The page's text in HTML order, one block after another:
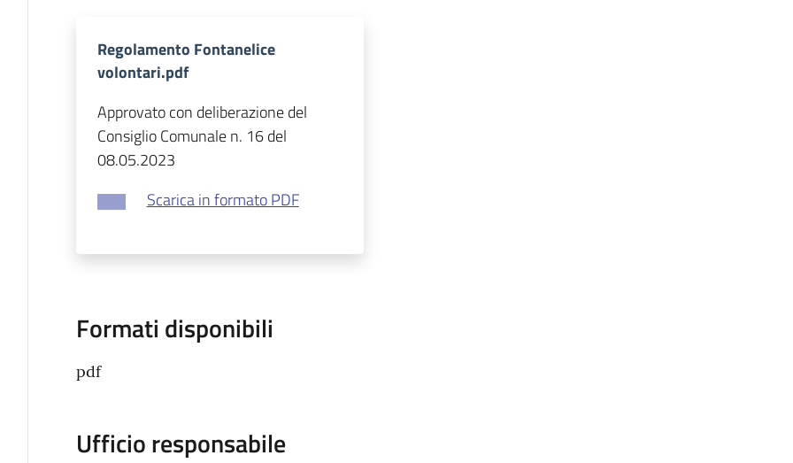
Regolamento Fontanelice
volontari.pdf
Approvato con deliberazione del
Consiglio Comunale n. 16 del
08.05.2023
Scarica in formato PDF
Formati disponibili
pdf
Ufficio responsabile